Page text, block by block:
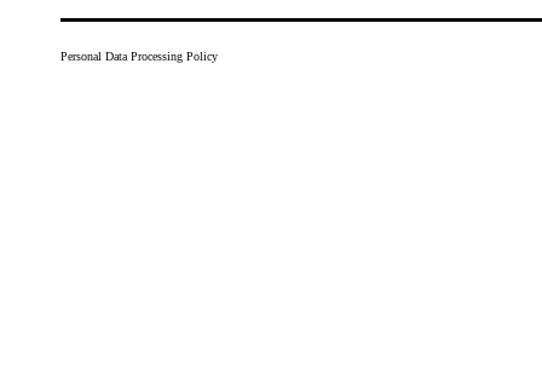
Personal Data Processing Policy